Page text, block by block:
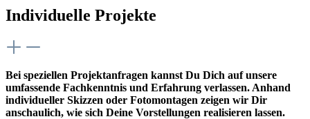
Individuelle Projekte
Bei speziellen Projektanfragen kannst Du Dich auf unsere
umfassende Fachkenntnis und Erfahrung verlassen. Anhand
individueller Skizzen oder Fotomontagen zeigen wir Dir
anschaulich, wie sich Deine Vorstellungen realisieren lassen.